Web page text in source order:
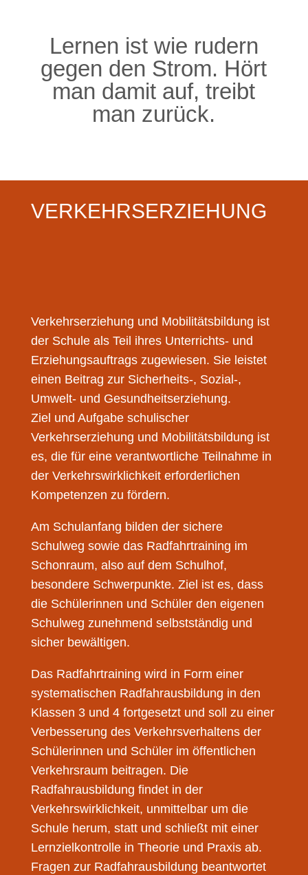
Lernen ist wie rudern
gegen den Strom. Hört
man damit auf, treibt
man zurück.
VERKEHRSERZIEHUNG
Verkehrserziehung und Mobilitätsbildung ist
der Schule als Teil ihres Unterrichts- und
Erziehungsauftrags zugewiesen. Sie leistet
einen Beitrag zur Sicherheits-, Sozial-,
Umwelt- und Gesundheitserziehung.
Ziel und Aufgabe schulischer
Verkehrserziehung und Mobilitätsbildung ist
es, die für eine verantwortliche Teilnahme in
der Verkehrswirklichkeit erforderlichen
Kompetenzen zu fördern.
Am Schulanfang bilden der sichere
Schulweg sowie das Radfahrtraining im
Schonraum, also auf dem Schulhof,
besondere Schwerpunkte. Ziel ist es, dass
die Schülerinnen und Schüler den eigenen
Schulweg zunehmend selbstständig und
sicher bewältigen.
Das Radfahrtraining wird in Form einer
systematischen Radfahrausbildung in den
Klassen 3 und 4 fortgesetzt und soll zu einer
Verbesserung des Verkehrsverhaltens der
Schülerinnen und Schüler im öffentlichen
Verkehrsraum beitragen. Die
Radfahrausbildung findet in der
Verkehrswirklichkeit, unmittelbar um die
Schule herum, statt und schließt mit einer
Lernzielkontrolle in Theorie und Praxis ab.
Fragen zur Radfahrausbildung beantwortet